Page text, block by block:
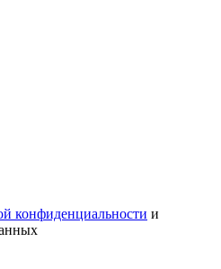
конфиденциальности и